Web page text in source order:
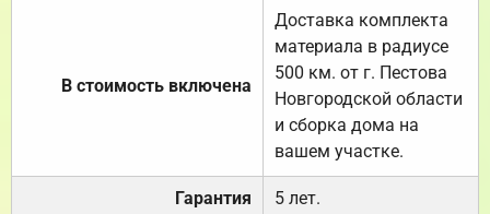
В стоимость включена
Доставка комплекта
материала в радиусе
500 км. от г. Пестова
Новгородской области
и сборка дома на
вашем участке.
Гарантия 5 лет.